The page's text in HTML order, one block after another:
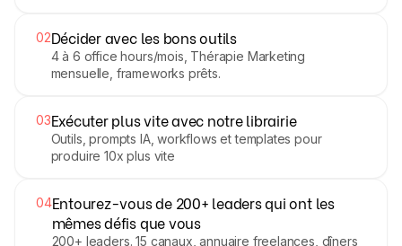
02Décider avec les bons outils
4 à 6 office hours/mois, Thérapie Marketing
mensuelle, frameworks prêts.
03Exécuter plus vite avec notre librairie
Outils, prompts IA, workflows et templates pour
produire 10x plus vite
04Entourez-vous de 200+ leaders qui ont les
mêmes défis que vous
200+ leaders. 15 canaux, annuaire freelances, dîners